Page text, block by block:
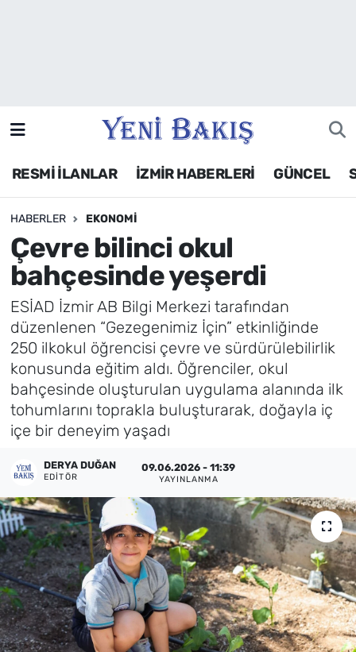
RESMİ İLANLAR İZMİR HABERLERİ GÜNCEL
HABERLER EKONOMI
Çevre bilinci okul
bahçesinde yeşerdi
ESİAD İzmir AB Bilgi Merkezi tarafından
düzenlenen “Gezegenimiz İçin” etkinliğinde
250 ilkokul öğrencisi çevre ve sürdürülebilirlik
konusunda eğitim aldı. Öğrenciler, okul
bahçesinde oluşturulan uygulama alanında ilk
tohumlarını toprakla buluşturarak, doğayla iç
içe bir deneyim yaşadı
DERYA DUĞAN
EDITÖR
09.06.2026 - 11:39
YAYINLANMA
Siyaset
Asayiş / Polis-Adliye
Spor
Magazin
Foto Galeri
Künye
İletişim